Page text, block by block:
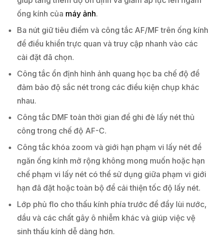
ống kính của máy ảnh.
Ba nút giữ tiêu điểm và công tắc AF/MF trên ống kính
để điều khiển trực quan và truy cập nhanh vào các
cài đặt đã chọn.
Công tắc ổn định hình ảnh quang học ba chế độ để
đảm bảo độ sắc nét trong các điều kiện chụp khác
nhau.
Công tắc DMF toàn thời gian để ghi đè lấy nét thủ
công trong chế độ AF-C.
Công tắc khóa zoom và giới hạn phạm vi lấy nét để
ngăn ống kính mở rộng không mong muốn hoặc hạn
chế phạm vi lấy nét có thể sử dụng giữa phạm vi giới
hạn đã đặt hoặc toàn bộ để cải thiện tốc độ lấy nét.
Lớp phủ flo cho thấu kính phía trước để đẩy lùi nước,
dầu và các chất gây ô nhiễm khác và giúp việc vệ
sinh thấu kính dễ dàng hơn.